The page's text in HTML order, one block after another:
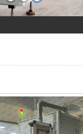
“上网”
加速推动自动化生产